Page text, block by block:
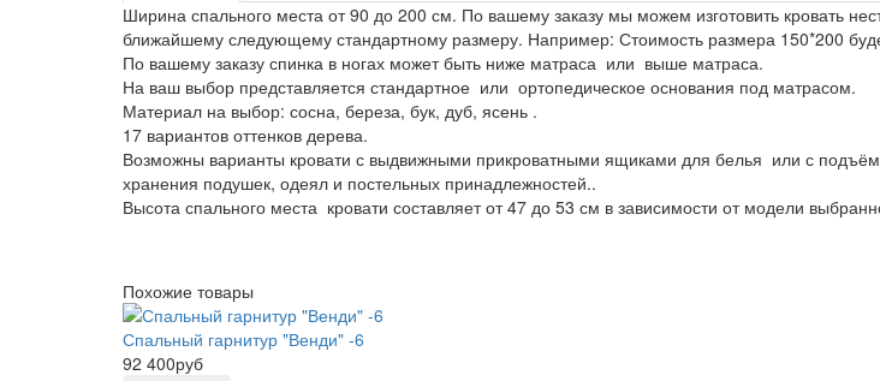
Ширина спального места от 90 до 200 см. По вашему заказу мы можем изготовить кровать
ближайшему следующему стандартному размеру. Например: Стоимость размера 150*200
По вашему заказу спинка в ногах может быть ниже матраса или выше матраса.
На ваш выбор представляется стандартное или ортопедическое основания под матрасом.
Материал на выбор: сосна, береза, бук, дуб, ясень .
17 вариантов оттенков дерева.
Возможны варианты кровати с выдвижными прикроватными ящиками для белья или с
хранения подушек, одеял и постельных принадлежностей..
Высота спального места кровати составляет от 47 до 53 см в зависимости от модели
Похожие товары
Спальный гарнитур "Венди" -6
92 400руб